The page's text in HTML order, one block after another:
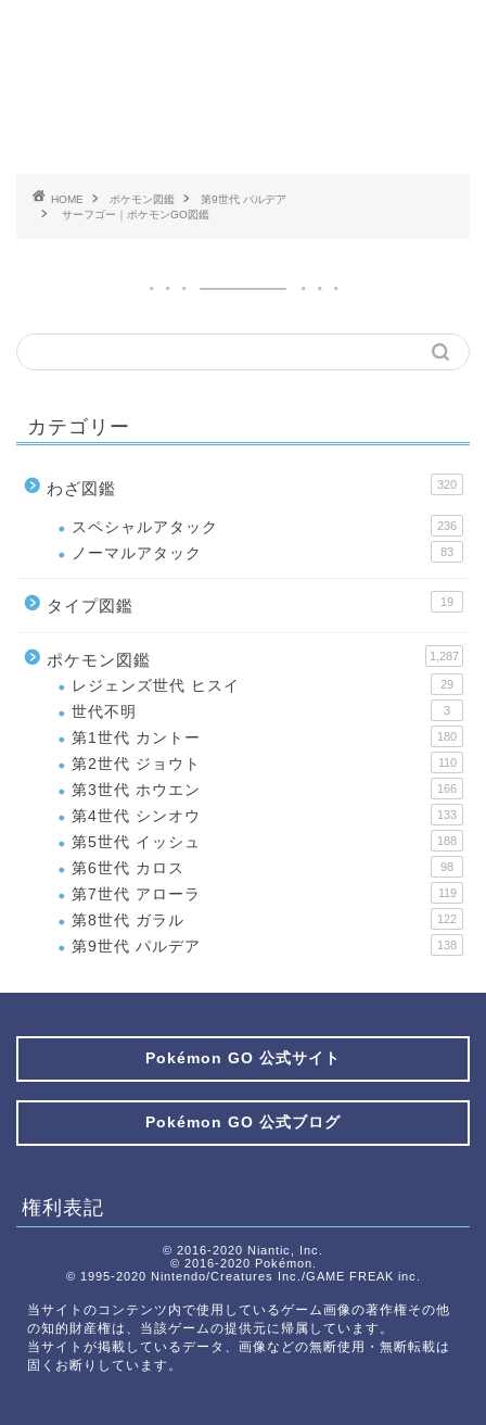
HOME ポケモン図鑑
第9世代 パルデア
サーフゴー｜ポケモンGO図鑑
カテゴリー
わざ図鑑 320
スペシャルアタック 236
ノーマルアタック 83
タイプ図鑑 19
ポケモン図鑑 1,287
レジェンズ世代 ヒスイ 29
世代不明 3
第1世代 カントー 180
第2世代 ジョウト 110
第3世代 ホウエン 166
第4世代 シンオウ 133
第5世代 イッシュ 188
第6世代 カロス 98
第7世代 アローラ 119
第8世代 ガラル 122
第9世代 パルデア 138
Pokémon GO 公式サイト
Pokémon GO 公式ブログ
権利表記
© 2016-2020 Niantic, Inc.
© 2016-2020 Pokémon.
© 1995-2020 Nintendo/Creatures Inc./GAME FREAK inc.
当サイトのコンテンツ内で使用しているゲーム画像の著作権その他
の知的財産権は、当該ゲームの提供元に帰属しています。
当サイトが掲載しているデータ、画像などの無断使用・無断転載は
固くお断りしています。